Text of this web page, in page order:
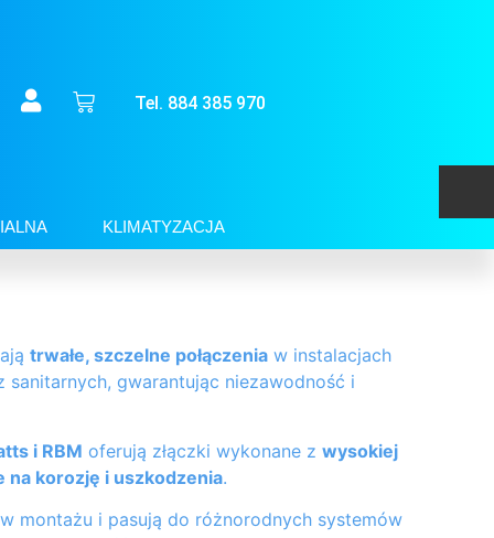
Tel. 884 385 970
KLIMATYZACJA
trwałe, szczelne połączenia w instalacjach
gwarantując niezawodność i
i RBM oferują złączki wykonane z wysokiej
na korozję i uszkodzenia.
w montażu i pasują do różnorodnych systemów